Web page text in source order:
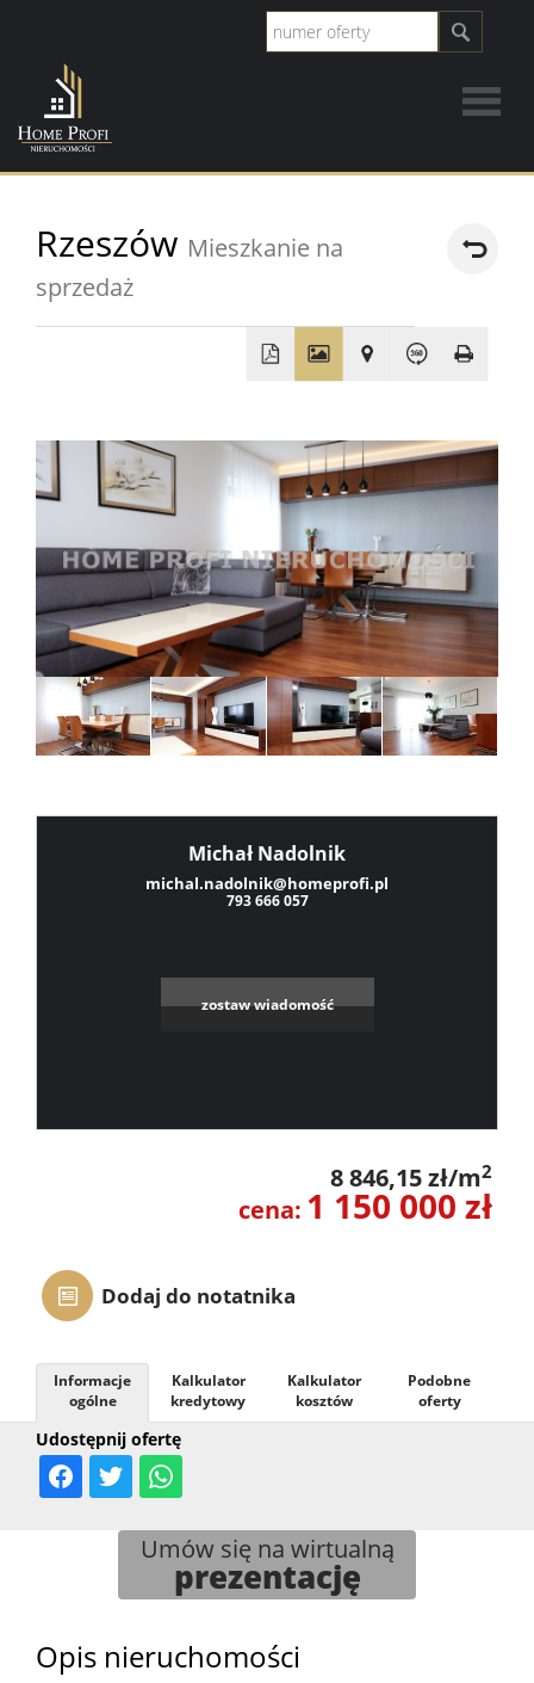
Strona
główna
Lokale
Domy
Rzeszów Mieszkanie na
sprzedaż
−
Leaflet| OpenStreetMap
Michał Nadolnik
michal.nadolnik@homeprofi.pl
793 666 057
zostaw wiadomość
8 846,15 zł/m2
cena: 1 150 000 zł
Dodaj do notatnika
Udostępnij ofertę
Informacje
ogólne
Kalkulator
kredytowy
Kalkulator
kosztów
Podobne
oferty
Umów się na wirtualną
prezentację
Opis nieruchomości